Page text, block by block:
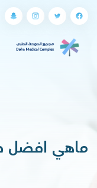
ماهي افضل